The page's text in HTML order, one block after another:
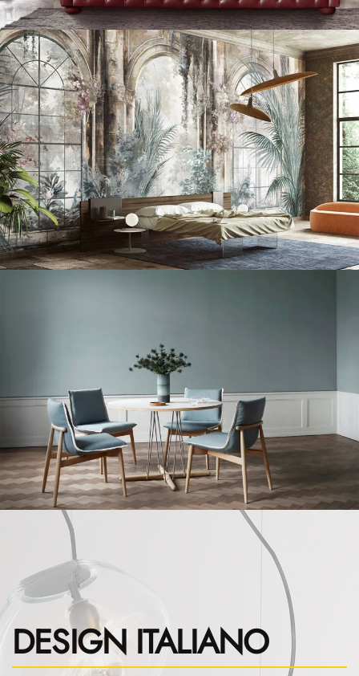
DESIGN ITALIANO